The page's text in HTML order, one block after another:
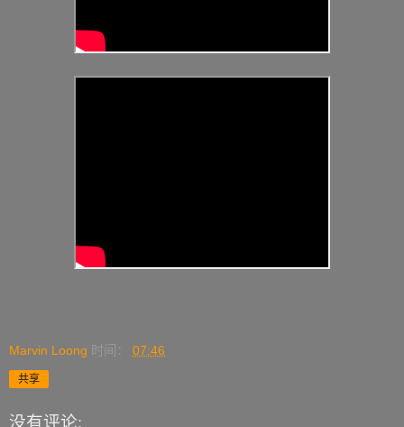
Marvin Loong 时间： 07:46
共享
没有评论: